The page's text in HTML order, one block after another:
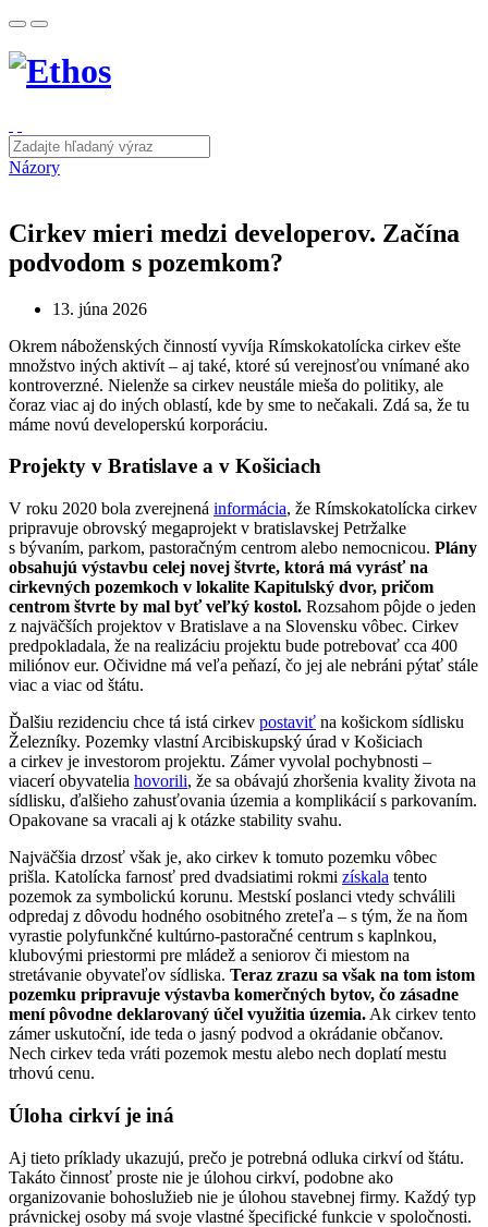
Názory
Cirkev mieri medzi developerov. Začína
podvodom s pozemkom?
13. júna 2026
Okrem náboženských činností vyvíja Rímskokatolícka cirkev ešte
množstvo iných aktivít – aj také, ktoré sú verejnosťou vnímané ako
kontroverzné. Nielenže sa cirkev neustále mieša do politiky, ale
čoraz viac aj do iných oblastí, kde by sme to nečakali. Zdá sa, že tu
máme novú developerskú korporáciu.
Projekty v Bratislave a v Košiciach
V roku 2020 bola zverejnená informácia, že Rímskokatolícka cirkev
pripravuje obrovský megaprojekt v bratislavskej Petržalke
s bývaním, parkom, pastoračným centrom alebo nemocnicou. Plány
obsahujú výstavbu celej novej štvrte, ktorá má vyrásť na
cirkevných pozemkoch v lokalite Kapitulský dvor, pričom
centrom štvrte by mal byť veľký kostol. Rozsahom pôjde o jeden
z najväčších projektov v Bratislave a na Slovensku vôbec. Cirkev
predpokladala, že na realizáciu projektu bude potrebovať cca 400
miliónov eur. Očividne má veľa peňazí, čo jej ale nebráni pýtať stále
viac a viac od štátu.
Ďalšiu rezidenciu chce tá istá cirkev postaviť na košickom sídlisku
Železníky. Pozemky vlastní Arcibiskupský úrad v Košiciach
a cirkev je investorom projektu. Zámer vyvolal pochybnosti –
viacerí obyvatelia hovorili, že sa obávajú zhoršenia kvality života na
sídlisku, ďalšieho zahusťovania územia a komplikácií s parkovaním.
Opakovane sa vracali aj k otázke stability svahu.
Najväčšia drzosť však je, ako cirkev k tomuto pozemku vôbec
prišla. Katolícka farnosť pred dvadsiatimi rokmi získala tento
pozemok za symbolickú korunu. Mestskí poslanci vtedy schválili
odpredaj z dôvodu hodného osobitného zreteľa – s tým, že na ňom
vyrastie polyfunkčné kultúrno-pastoračné centrum s kaplnkou,
klubovými priestormi pre mládež a seniorov či miestom na
stretávanie obyvateľov sídliska. Teraz zrazu sa však na tom istom
pozemku pripravuje výstavba komerčných bytov, čo zásadne
mení pôvodne deklarovaný účel využitia územia. Ak cirkev tento
zámer uskutoční, ide teda o jasný podvod a okrádanie občanov.
Nech cirkev teda vráti pozemok mestu alebo nech doplatí mestu
trhovú cenu.
Úloha cirkví je iná
Aj tieto príklady ukazujú, prečo je potrebná odluka cirkví od štátu.
Takáto činnosť proste nie je úlohou cirkví, podobne ako
organizovanie bohoslužieb nie je úlohou stavebnej firmy. Každý typ
právnickej osoby má svoje vlastné špecifické funkcie v spoločnosti.